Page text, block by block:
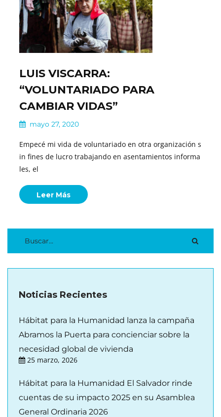
LUIS VISCARRA:
“VOLUNTARIADO PARA
CAMBIAR VIDAS”
mayo 27, 2020
Empecé mi vida de voluntariado en otra organización s
in fines de lucro trabajando en asentamientos informa
les, el
Leer Más
Noticias Recientes
Hábitat para la Humanidad lanza la campaña
Abramos la Puerta para concienciar sobre la
necesidad global de vivienda
25 marzo, 2026
Hábitat para la Humanidad El Salvador rinde
cuentas de su impacto 2025 en su Asamblea
General Ordinaria 2026